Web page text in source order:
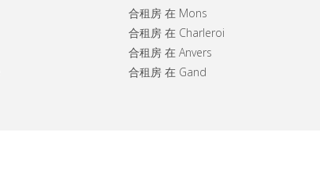
合租房 在 Mons
合租房 在 Charleroi
合租房 在 Anvers
合租房 在 Gand